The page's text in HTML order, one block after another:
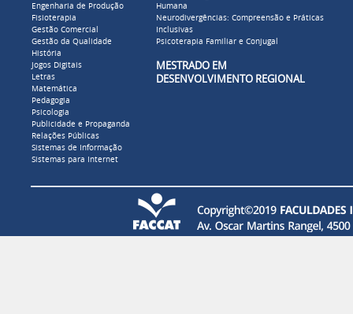
Engenharia de Produção
Fisioterapia
Gestão Comercial
Gestão da Qualidade
História
Jogos Digitais
Letras
Matemática
Pedagogia
Psicologia
Publicidade e Propaganda
Relações Públicas
Sistemas de Informação
Sistemas para Internet
Humana
Neurodivergências: Compreensão e Práticas
Inclusivas
Psicoterapia Familiar e Conjugal
MESTRADO EM
DESENVOLVIMENTO REGIONAL